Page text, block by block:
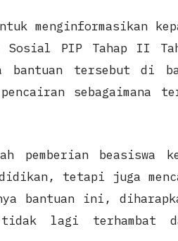
menginformasikan
Sosial PIP Tahap II
bantuan tersebut di
sebagaimana
pemberian beasiswa
tetapi juga
bantuan ini,
lagi terhambat